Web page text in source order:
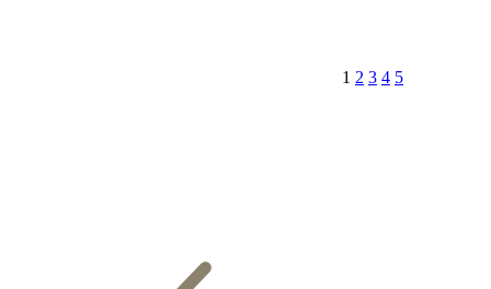
1 2 3 4 5